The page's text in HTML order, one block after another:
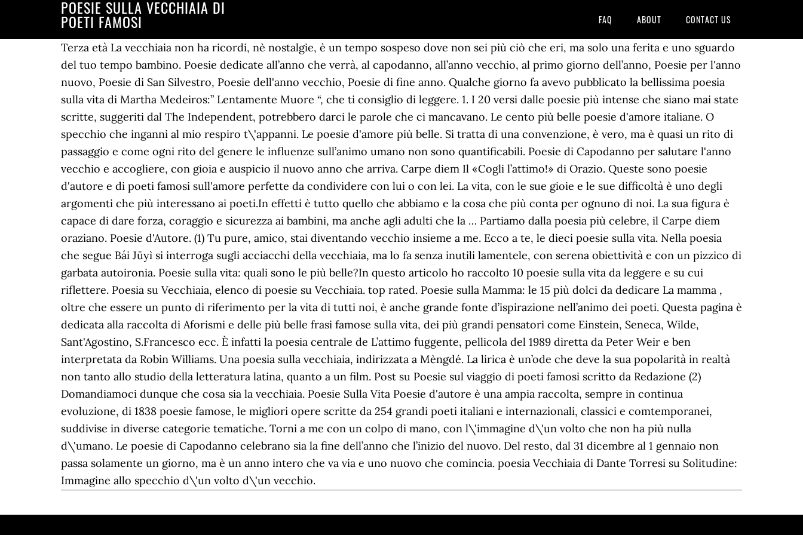
POESIE SULLA VECCHIAIA DI
POETI FAMOSI FAQ ABOUT CONTACT US
Terza età La vecchiaia non ha ricordi, nè nostalgie, è un tempo sospeso dove non sei più ciò che eri, ma solo una ferita e uno sguardo
del tuo tempo bambino. Poesie dedicate all’anno che verrà, al capodanno, all’anno vecchio, al primo giorno dell’anno, Poesie per l'anno
nuovo, Poesie di San Silvestro, Poesie dell'anno vecchio, Poesie di fine anno. Qualche giorno fa avevo pubblicato la bellissima poesia
sulla vita di Martha Medeiros:” Lentamente Muore “, che ti consiglio di leggere. 1. I 20 versi dalle poesie più intense che siano mai state
scritte, suggeriti dal The Independent, potrebbero darci le parole che ci mancavano. Le cento più belle poesie d'amore italiane. O
specchio che inganni al mio respiro t\'appanni. Le poesie d'amore più belle. Si tratta di una convenzione, è vero, ma è quasi un rito di
passaggio e come ogni rito del genere le influenze sull’animo umano non sono quantificabili. Poesie di Capodanno per salutare l'anno
vecchio e accogliere, con gioia e auspicio il nuovo anno che arriva. Carpe diem Il «Cogli l’attimo!» di Orazio. Queste sono poesie
d'autore e di poeti famosi sull'amore perfette da condividere con lui o con lei. La vita, con le sue gioie e le sue difficoltà è uno degli
argomenti che più interessano ai poeti.In effetti è tutto quello che abbiamo e la cosa che più conta per ognuno di noi. La sua figura è
capace di dare forza, coraggio e sicurezza ai bambini, ma anche agli adulti che la … Partiamo dalla poesia più celebre, il Carpe diem
oraziano. Poesie d'Autore. (1) Tu pure, amico, stai diventando vecchio insieme a me. Ecco a te, le dieci poesie sulla vita. Nella poesia
che segue Bái Jūyì si interroga sugli acciacchi della vecchiaia, ma lo fa senza inutili lamentele, con serena obiettività e con un pizzico di
garbata autoironia. Poesie sulla vita: quali sono le più belle?In questo articolo ho raccolto 10 poesie sulla vita da leggere e su cui
riflettere. Poesia su Vecchiaia, elenco di poesie su Vecchiaia. top rated. Poesie sulla Mamma: le 15 più dolci da dedicare La mamma ,
oltre che essere un punto di riferimento per la vita di tutti noi, è anche grande fonte d’ispirazione nell’animo dei poeti. Questa pagina è
dedicata alla raccolta di Aforismi e delle più belle frasi famose sulla vita, dei più grandi pensatori come Einstein, Seneca, Wilde,
Sant'Agostino, S.Francesco ecc. È infatti la poesia centrale de L’attimo fuggente, pellicola del 1989 diretta da Peter Weir e ben
interpretata da Robin Williams. Una poesia sulla vecchiaia, indirizzata a Mèngdé. La lirica è un’ode che deve la sua popolarità in realtà
non tanto allo studio della letteratura latina, quanto a un film. Post su Poesie sul viaggio di poeti famosi scritto da Redazione (2)
Domandiamoci dunque che cosa sia la vecchiaia. Poesie Sulla Vita Poesie d'autore è una ampia raccolta, sempre in continua
evoluzione, di 1838 poesie famose, le migliori opere scritte da 254 grandi poeti italiani e internazionali, classici e comtemporanei,
suddivise in diverse categorie tematiche. Torni a me con un colpo di mano, con l\'immagine d\'un volto che non ha più nulla
d\'umano. Le poesie di Capodanno celebrano sia la fine dell’anno che l’inizio del nuovo. Del resto, dal 31 dicembre al 1 gennaio non
passa solamente un giorno, ma è un anno intero che va via e uno nuovo che comincia. poesia Vecchiaia di Dante Torresi su Solitudine:
Immagine allo specchio d\'un volto d\'un vecchio.